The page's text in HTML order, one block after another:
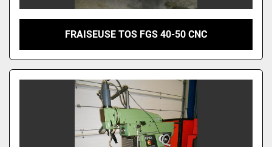
FRAISEUSE TOS FGS 40-50 CNC